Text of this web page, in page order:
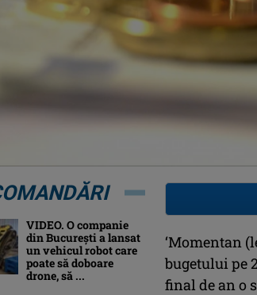
‘Momentan
bugetului pe
final de an o
VIDEO. O companie
din București a lansat
un vehicul robot care
poate să doboare
drone, să ...